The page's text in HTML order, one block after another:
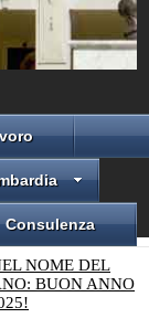
Consulenza
NOME DEL
BUON ANNO